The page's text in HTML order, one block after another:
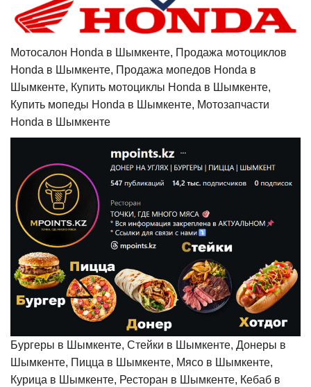
Мотосалон Honda в Шымкенте, Продажа мотоциклов
Honda в Шымкенте, Продажа мопедов Honda в
Шымкенте, Купить мотоциклы Honda в Шымкенте,
Купить мопеды Honda в Шымкенте, Мотозапчасти
Honda в Шымкенте
Бургеры в Шымкенте, Стейки в Шымкенте, Донеры в
Шымкенте, Пицца в Шымкенте, Мясо в Шымкенте,
Курица в Шымкенте, Ресторан в Шымкенте, Кебаб в